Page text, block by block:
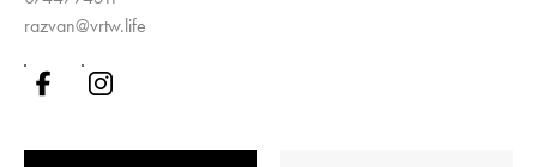
razvan@vrtw.life